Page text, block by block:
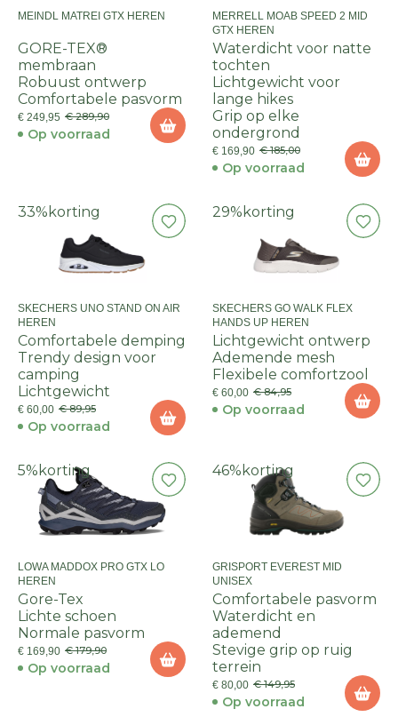
MEINDL MATREI GTX HEREN
GORE-TEX®
membraan
Robuust ontwerp
Comfortabele pasvorm
€ 249,95 € 289,90
Op voorraad
MERRELL MOAB SPEED 2 MID
GTX HEREN
Waterdicht voor natte
tochten
Lichtgewicht voor
lange hikes
Grip op elke
ondergrond
€ 169,90 € 185,00
Op voorraad
33% korting
SKECHERS UNO STAND ON AIR
HEREN
Comfortabele demping
Trendy design voor
camping
Lichtgewicht
€ 60,00 € 89,95
Op voorraad
29% korting
SKECHERS GO WALK FLEX
HANDS UP HEREN
Lichtgewicht ontwerp
Ademende mesh
Flexibele comfortzool
€ 60,00 € 84,95
Op voorraad
5% korting
LOWA MADDOX PRO GTX LO
HEREN
Gore-Tex
Lichte schoen
Normale pasvorm
€ 169,90 € 179,90
Op voorraad
46% korting
GRISPORT EVEREST MID
UNISEX
Comfortabele pasvorm
Waterdicht en
ademend
Stevige grip op ruig
terrein
€ 80,00 € 149,95
Op voorraad